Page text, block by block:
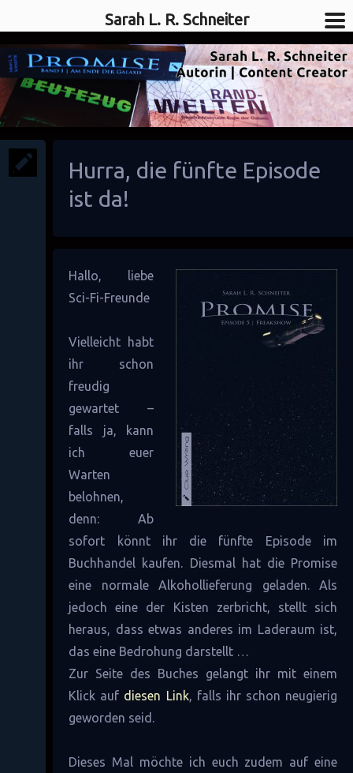
Sarah L. R. Schneiter
SciFi-Autorin
Hurra, die fünfte Episode
ist da!
Hallo, liebe
Sci-Fi-Freunde
Vielleicht habt
ihr schon
freudig
gewartet –
falls ja, kann
ich euer
Warten
belohnen,
denn: Ab
sofort könnt ihr die fünfte Episode im
Buchhandel kaufen. Diesmal hat die Promise
eine normale Alkohollieferung geladen. Als
jedoch eine der Kisten zerbricht, stellt sich
heraus, dass etwas anderes im Laderaum ist,
das eine Bedrohung darstellt …
Zur Seite des Buches gelangt ihr mit einem
Klick auf diesen Link, falls ihr schon neugierig
geworden seid.
Dieses Mal möchte ich euch zudem auf eine
Sarah L. R. Schneiter